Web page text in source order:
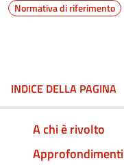
Normativa di riferimento
INDICE DELLA PAGINA
A chi è rivolto
Approfondimenti